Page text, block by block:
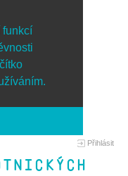
funkcí
Přihlásit